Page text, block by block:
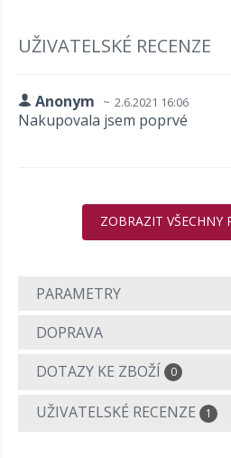
UŽIVATELSKÉ RECENZE
Anonym 2.6.2021 16:06
Nakupovala jsem poprvé
ZOBRAZIT VŠECHNY
PARAMETRY
DOPRAVA
DOTAZY KE ZBOŽÍ
0
UŽIVATELSKÉ RECENZE 1